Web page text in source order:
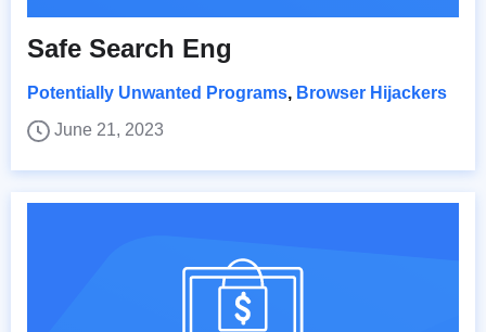
Safe Search Eng
Potentially Unwanted Programs, Browser Hijackers
June 21, 2023